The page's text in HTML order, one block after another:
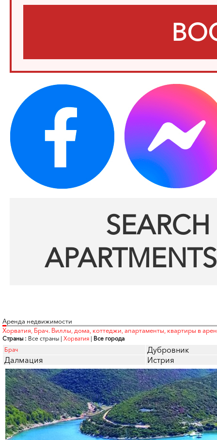
Аренда недвижимости
Хорватия, Брач. Виллы, дома, коттеджи, апартаменты, квартиры в
Страны : Все страны | Хорватия | Все города
Брач
Дубровник
Далмация
Истрия